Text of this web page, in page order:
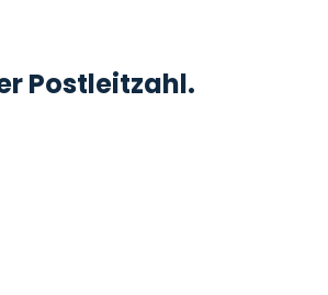
Postleitzahl.